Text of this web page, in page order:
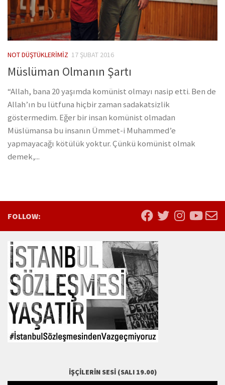
NOT DÜŞTÜKLERIMIZ 17 ŞUBAT 2016
Müslüman Olmanın Şartı
“Allah, bana 20 yaşımda komünist olmayı nasip etti. Ben de
Allah’ın bu lütfuna hiçbir zaman sadakatsizlik
göstermedim. Eğer bir insan komünist olmadan
Müslümansa bu insanın Ümmet-i Muhammed’e
yapmayacağı kötülük yoktur. Çünkü komünist olmak
demek,...
FOLLOW:
İŞÇILERIN SESI (SALI 19.00)